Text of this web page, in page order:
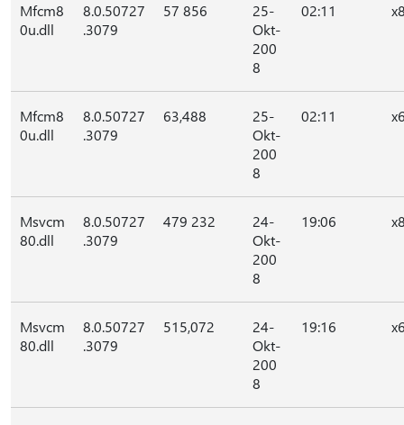
Mfcm8
0u.dll
8.0.50727
.3079
57 856
25-
Okt-
200
8
02:11
Mfcm8
0u.dll
8.0.50727
.3079
63,488
25-
Okt-
200
8
02:11
Msvcm
80.dll
8.0.50727
.3079
479 232
24-
Okt-
200
8
19:06
Msvcm
80.dll
8.0.50727
.3079
515,072
24-
Okt-
200
8
19:16